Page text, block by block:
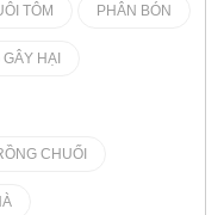
TÔM PHÂN BÓN
HẠI
CHUỐI